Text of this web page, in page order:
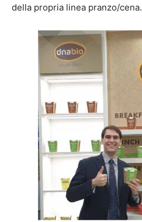
della propria linea pranzo/cena.